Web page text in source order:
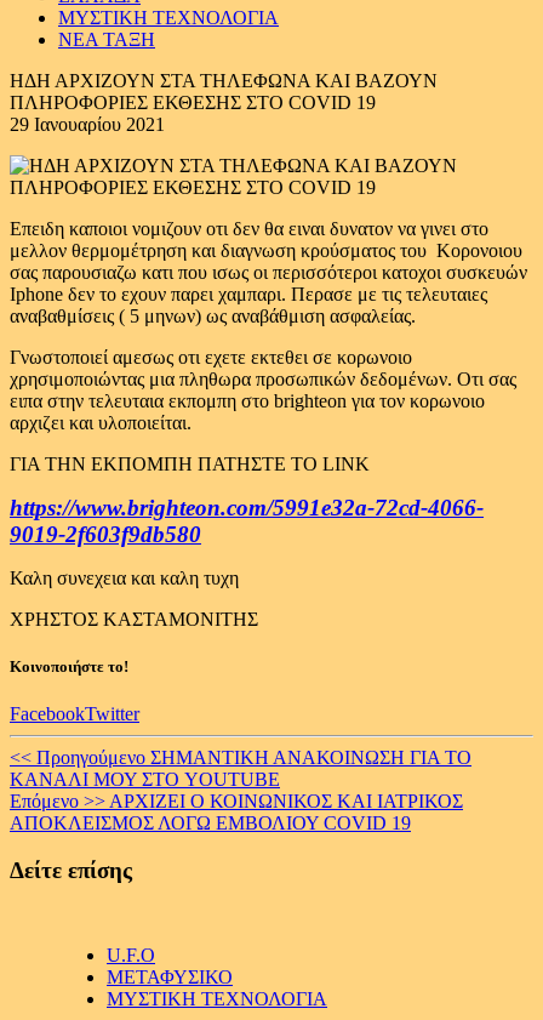
ΜΥΣΤΙΚΗ ΤΕΧΝΟΛΟΓΙΑ
ΝΕΑ ΤΑΞΗ
ΗΔΗ ΑΡΧΙΖΟΥΝ ΣΤΑ ΤΗΛΕΦΩΝΑ ΚΑΙ ΒΑΖΟΥΝ
ΠΛΗΡΟΦΟΡΙΕΣ ΕΚΘΕΣΗΣ ΣTO COVID 19
29 Ιανουαρίου 2021
Επειδη καποιοι νομιζουν οτι δεν θα ειναι δυνατον να γινει στο
μελλον θερμομέτρηση και διαγνωση κρούσματος του Κορονοιου
σας παρουσιαζω κατι που ισως οι περισσότεροι κατοχοι συσκευών
Iphone δεν το εχουν παρει χαμπαρι. Περασε με τις τελευταιες
αναβαθμίσεις ( 5 μηνων) ως αναβάθμιση ασφαλείας.
Γνωστοποιεί αμεσως οτι εχετε εκτεθει σε κορωνοιο
χρησιμοποιώντας μια πληθωρα προσωπικών δεδομένων. Οτι σας
ειπα στην τελευταια εκπομπη στο brighteon για τον κορωνοιο
αρχιζει και υλοποιείται.
ΓΙΑ ΤΗΝ ΕΚΠΟΜΠΗ ΠΑΤΗΣΤΕ ΤΟ LINK
https://www.brighteon.com/5991e32a-72cd-4066-
9019-2f603f9db580
Καλη συνεχεια και καλη τυχη
ΧΡΗΣΤΟΣ ΚΑΣΤΑΜΟΝΙΤΗΣ
Κοινοποιήστε το!
FacebookTwitter
Continue
Reading
<< Προηγούμενο ΣΗΜΑΝΤΙΚΗ ΑΝΑΚΟΙΝΩΣΗ ΓΙΑ ΤΟ
ΚΑΝΑΛΙ ΜΟΥ ΣΤΟ YOUTUBE
Επόμενο >> ΑΡΧΙΖΕΙ Ο ΚΟΙΝΩΝΙΚΟΣ ΚΑΙ ΙΑΤΡΙΚΟΣ
ΑΠΟΚΛΕΙΣΜΟΣ ΛΟΓΩ ΕΜΒΟΛΙΟΥ COVID 19
Δείτε επίσης
U.F.O
ΜΕΤΑΦΥΣΙΚΟ
ΜΥΣΤΙΚΗ ΤΕΧΝΟΛΟΓΙΑ